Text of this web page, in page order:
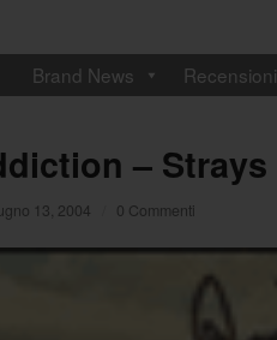
Brand News Recensioni
– Strays
13, 2004 0 Commenti